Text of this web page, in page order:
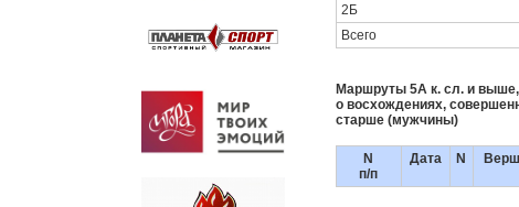
2Б
Всего
Маршруты 5А к. сл. и выше,
о восхождениях,
старше (мужчины)
N
п/п
Дата N